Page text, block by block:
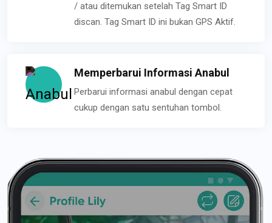
/ atau ditemukan setelah Tag Smart ID
discan. Tag Smart ID ini bukan GPS Aktif.
Memperbarui Informasi Anabul
Perbarui informasi anabul dengan cepat
cukup dengan satu sentuhan tombol.